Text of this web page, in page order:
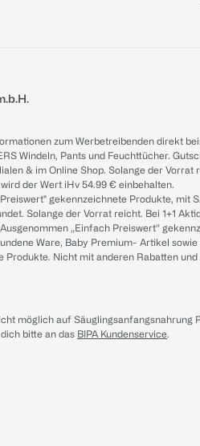
zum Werbetreibenden direkt
Windeln, Pants und Feuchttücher.
& im Online Shop. Solange der
der Wert iHv 54.99 € einbehalten.
gekennzeichnete Produkte,
Solange der Vorrat reicht. Bei 1+1
Ausgenommen „Einfach Preiswert“
Ware, Baby Premium- Artikel
Produkte. Nicht mit anderen Rabatten
möglich auf
bitte an das BIPA Kundenservice.